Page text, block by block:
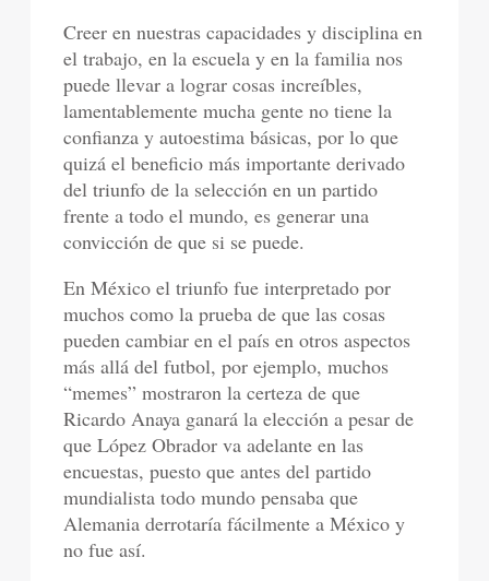
Creer en nuestras capacidades y disciplina en
el trabajo, en la escuela y en la familia nos
puede llevar a lograr cosas increíbles,
lamentablemente mucha gente no tiene la
confianza y autoestima básicas, por lo que
quizá el beneficio más importante derivado
del triunfo de la selección en un partido
frente a todo el mundo, es generar una
convicción de que si se puede.
En México el triunfo fue interpretado por
muchos como la prueba de que las cosas
pueden cambiar en el país en otros aspectos
más allá del futbol, por ejemplo, muchos
“memes” mostraron la certeza de que
Ricardo Anaya ganará la elección a pesar de
que López Obrador va adelante en las
encuestas, puesto que antes del partido
mundialista todo mundo pensaba que
Alemania derrotaría fácilmente a México y
no fue así.